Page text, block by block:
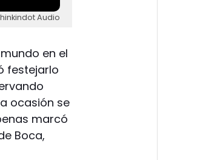
Audio
en el
festejarlo
ocasión se
marcó
Boca,